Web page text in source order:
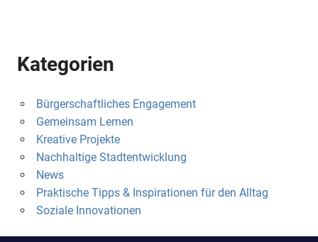
Kategorien
Bürgerschaftliches Engagement
Gemeinsam Lernen
Kreative Projekte
Nachhaltige Stadtentwicklung
News
Praktische Tipps & Inspirationen für den Alltag
Soziale Innovationen